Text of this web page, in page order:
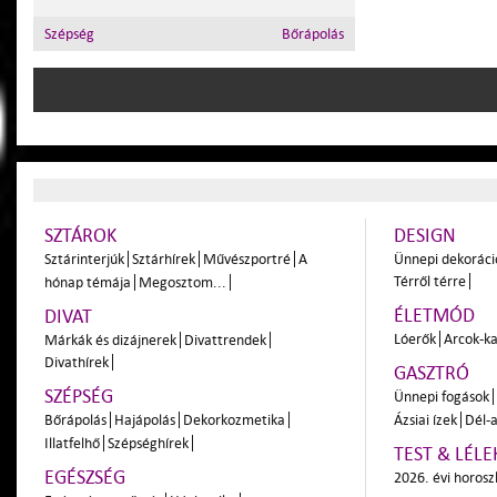
Szépség Bőrápolás
SZTÁROK
Sztárinterjúk Sztárhírek Művészportré A
hónap témája Megosztom...
DIVAT
Márkák és dizájnerek Divattrendek
Divathírek
SZÉPSÉG
Bőrápolás Hajápolás Dekorkozmetika
Illatfelhő Szépséghírek
EGÉSZSÉG
DESIGN
Ünnepi
Térről térre
ÉLETMÓD
Lóerők Arcok-
GASZTRÓ
Ünnepi fogások
Ázsiai ízek Dél-
TEST &
2026. évi